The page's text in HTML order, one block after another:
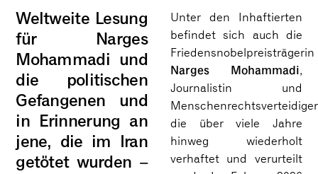
Weltweite Lesung
für Narges
Mohammadi und
die politischen
Gefangenen und
in Erinnerung an
jene, die im Iran
getötet wurden –
Unter den Inhaftierten
befindet sich auch die
Friedensnobelpreisträgerin
Narges Mohammadi,
Journalistin und
die über viele Jahre
hinweg wiederholt
verhaftet und verurteilt